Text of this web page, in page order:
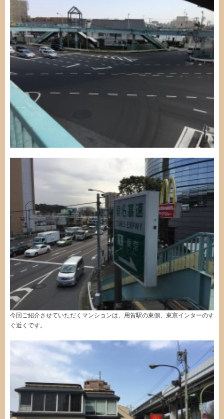
今回ご紹介させていただくマンションは、用賀駅の東側、東京インターのす
ぐ近くです。